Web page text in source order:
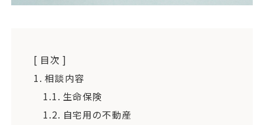
よくある質問
[ 目次 ]
1. 相談内容
1.1. 生命保険
1.2. 自宅用の不動産